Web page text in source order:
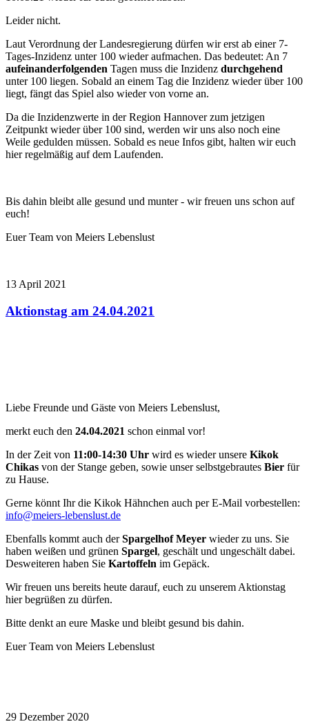
Leider nicht.
Laut Verordnung der Landesregierung dürfen wir erst ab einer 7-
Tages-Inzidenz unter 100 wieder aufmachen. Das bedeutet: An 7
aufeinanderfolgenden Tagen muss die Inzidenz durchgehend
unter 100 liegen. Sobald an einem Tag die Inzidenz wieder über 100
liegt, fängt das Spiel also wieder von vorne an.
Da die Inzidenzwerte in der Region Hannover zum jetzigen
Zeitpunkt wieder über 100 sind, werden wir uns also noch eine
Weile gedulden müssen. Sobald es neue Infos gibt, halten wir euch
hier regelmäßig auf dem Laufenden.
Bis dahin bleibt alle gesund und munter - wir freuen uns schon auf
euch!
Euer Team von Meiers Lebenslust
13 April 2021
Aktionstag am 24.04.2021
Liebe Freunde und Gäste von Meiers Lebenslust,
merkt euch den 24.04.2021 schon einmal vor!
In der Zeit von 11:00-14:30 Uhr wird es wieder unsere Kikok
Chikas von der Stange geben, sowie unser selbstgebrautes Bier für
zu Hause.
Gerne könnt Ihr die Kikok Hähnchen auch per E-Mail vorbestellen:
info@meiers-lebenslust.de
Ebenfalls kommt auch derSpargelhof Meyer wieder zu uns. Sie
haben weißen und grünen Spargel, geschält und ungeschält dabei.
Desweiteren haben Sie Kartoffeln im Gepäck.
Wir freuen uns bereits heute darauf, euch zu unserem Aktionstag
hier begrüßen zu dürfen.
Bitte denkt an eure Maske und bleibt gesund bis dahin.
Euer Team von Meiers Lebenslust
29 Dezember 2020